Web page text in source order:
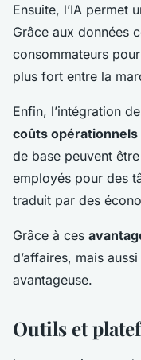
Ensuite, l’IA permet
Grâce aux données
consommateurs
plus fort entre la
Enfin, l’intégration
coûts opérationnels
de base peuvent
employés pour des
traduit par des
Grâce à ces
d’affaires, mais
avantageuse.
Outils et